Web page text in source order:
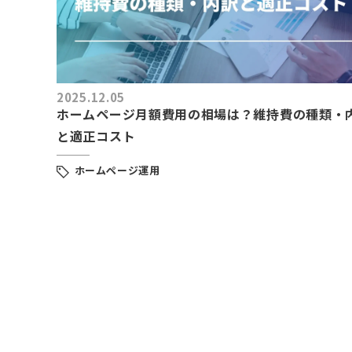
2025.12.05
ホームページ月額費用の相場は？維持費の種類・
と適正コスト
ホームページ運用